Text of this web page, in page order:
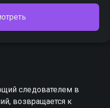
следователем в
возвращается к